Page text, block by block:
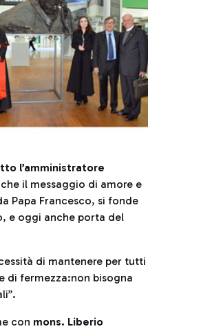
l’amministratore
il messaggio di amore e
Papa Francesco, si fonde
e oggi anche porta del
di mantenere per tutti
di fermezza:non bisogna
con mons. Liberio